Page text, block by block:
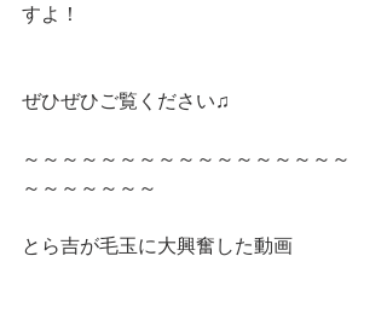
すよ！
ぜひぜひご覧ください♫
～～～～～～～～～～～～～～～～～
～～～～～～～
とら吉が毛玉に大興奮した動画